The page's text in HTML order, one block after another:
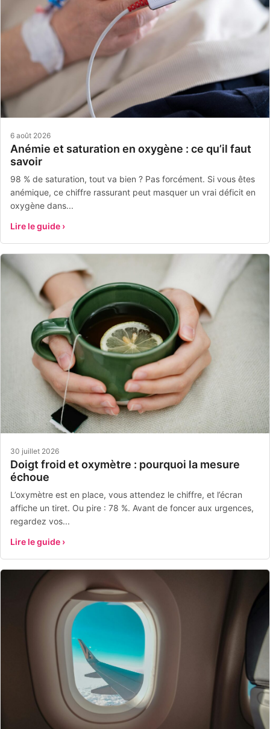
6 août 2026
Anémie et saturation en oxygène : ce qu’il faut
savoir
98 % de saturation, tout va bien ? Pas forcément. Si vous êtes
anémique, ce chiffre rassurant peut masquer un vrai déficit en
oxygène dans...
Lire le guide ›
30 juillet 2026
Doigt froid et oxymètre : pourquoi la mesure
échoue
L’oxymètre est en place, vous attendez le chiffre, et l’écran
affiche un tiret. Ou pire : 78 %. Avant de foncer aux urgences,
regardez vos...
Lire le guide ›